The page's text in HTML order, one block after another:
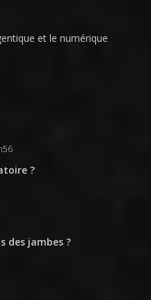
et le numérique
?
des jambes ?